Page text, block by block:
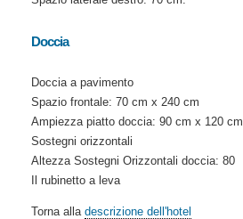
Doccia
Doccia a pavimento
Spazio frontale: 70 cm x 240 cm
Ampiezza piatto doccia: 90 cm x 120 cm
Sostegni orizzontali
Altezza Sostegni Orizzontali doccia: 80
Il rubinetto a leva
Torna alla descrizione dell'hotel